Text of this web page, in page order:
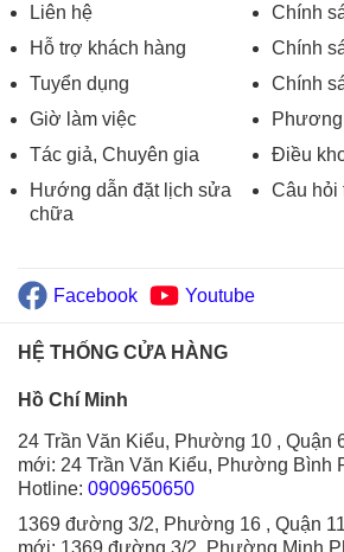
Liên hệ
Hỗ trợ khách hàng
Tuyển dụng
Giờ làm việc
Tác giả, Chuyên gia
Hướng dẫn đặt lịch sửa
chữa
Chính
Chính
Chính
Điều
Câu hỏi
Facebook Youtube
HỆ THỐNG CỬA HÀNG
Hồ Chí Minh
24 Trần Văn Kiểu, Phường 10 , Quận
mới: 24 Trần Văn Kiểu, Phường Bình
Hotline: 0909650650
1369 đường 3/2, Phường 16 , Quận